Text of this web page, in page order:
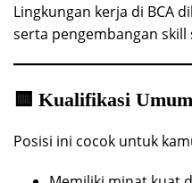
Lingkungan kerja di BCA
serta pengembangan
🟨 Kualifikasi Umum
Posisi ini cocok untuk